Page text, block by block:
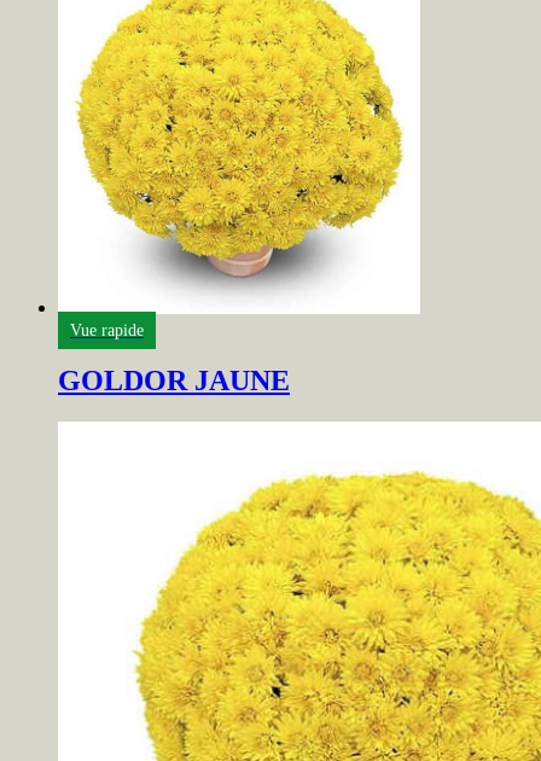
Vue rapide
GOLDOR JAUNE